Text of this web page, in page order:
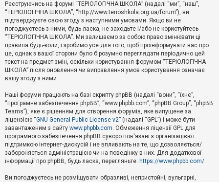
є
с
т
р
а
ц
я
Т
м
и
б
е
з
в
і
д
п
о
в
д
Реєструючись на форумі “ТЕРІОЛОГІЧНА ШКОЛА” (надалі “ми”, “наш”,
“ТЕРІОЛОГІЧНА ШКОЛА”, “http://www.terioshkola.org.ua/forum”), ви
підтверджуєте свою згоду з наступними умовами. Якщо ви не
погоджуєтесь з ними, будь ласка, не заходьте і/або не користуйтесь
“ТЕРІОЛОГІЧНА ШКОЛА”. Ми залишаємо за собою право змінювати ці
правила будь-коли, і зробимо усе для того, щоб проінформувати вас про
це, однак з вашої сторони було б розумно переглядати періодично цей
текст на предмет змін, оскільки користування форумом “ТЕРІОЛОГІЧНА
ШКОЛА” після оновлення чи виправлення умов користування означає
вашу згоду з ними.
Наші форуми працюють на базі скрипту phpBB (надалі “вони”, “їхнє”,
“програмне забезпечення phpBB”, “www.phpbb.com”, “phpBB Group”, “phpBB
Teams”), яке є рішенням для створення форумів, яке випущене за
ліцензією “GNU General Public License v2” (надалі “GPL”) і може бути
завантаженим з сайту www.phpbb.com. Обмеження ліцензії GPL для
програмного забезпечення phpBB суворо пов'язані з організацією і
підтримкою інтернет-дискусій і не впливають на те, що дозволяється/
забороняється адміністрацією чи на поведінку в них. Для додаткової
інформації про phpBB, будь ласка, перегляньте: https://www.phpbb.com/.
Ви погоджуєтесь не розміщувати образливі, непристойні, вульгарні,